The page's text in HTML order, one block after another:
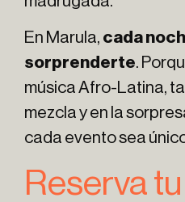
En Marula, cada
sorprenderte.
música Afro-Latina,
mezcla y en la
cada evento sea
Reserva